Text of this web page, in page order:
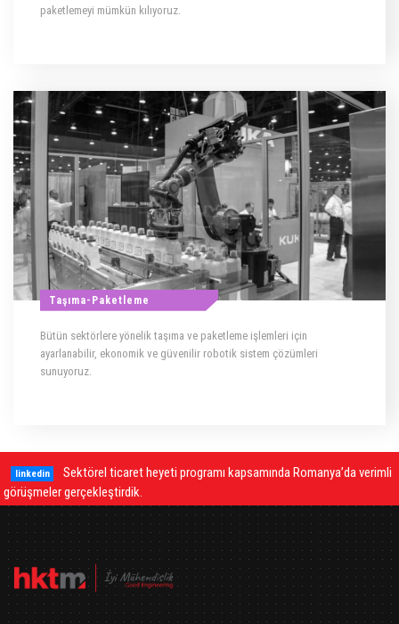
paketlemeyi mümkün kılıyoruz.
Taşıma-Paketleme
Bütün sektörlere yönelik taşıma ve paketleme işlemleri için
ayarlanabilir, ekonomik ve güvenilir robotik sistem çözümleri
sunuyoruz.
linkedin
Diyaframlı manometreler basınç değişimlerini nasıl hassas
şekilde ölçer?